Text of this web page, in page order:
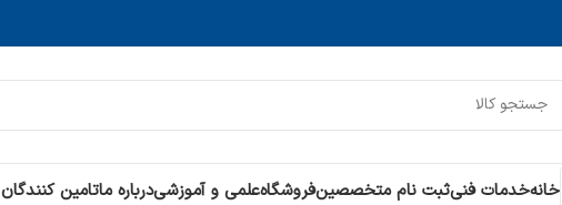
خانهخدمات فنیثبت نام متخصصینفروشگاهعلمی و آموزشیدرباره ماتامین کنندگان